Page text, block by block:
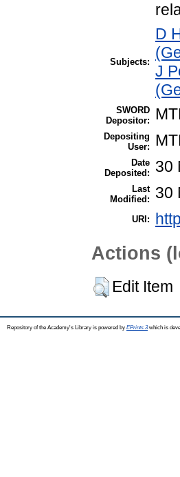
Subjects:
D
J
SWORD
Depositor:
Depositing
User:
Date
Deposited:
30
Last
Modified:
30
URI:
Actions
Edit Item
Repository of the Academy's Library is powered by EPrints 3which is